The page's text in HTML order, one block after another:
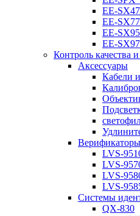
EE-
EE-
EE-SX95
EE-SX97
Контроль качества
Аксессуары
Кабели
Верификаторы
LVS-
LVS-
LVS-
LVS-
Системы
QX-830